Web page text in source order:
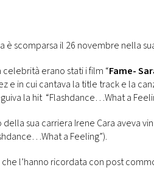
è scomparsa il 26 novembre nella
celebrità erano stati i film “Fame-
e in cui cantava la title track e la
la hit “Flashdance…What a
della sua carriera Irene Cara aveva
a Feeling”).
che l’hanno ricordata con post